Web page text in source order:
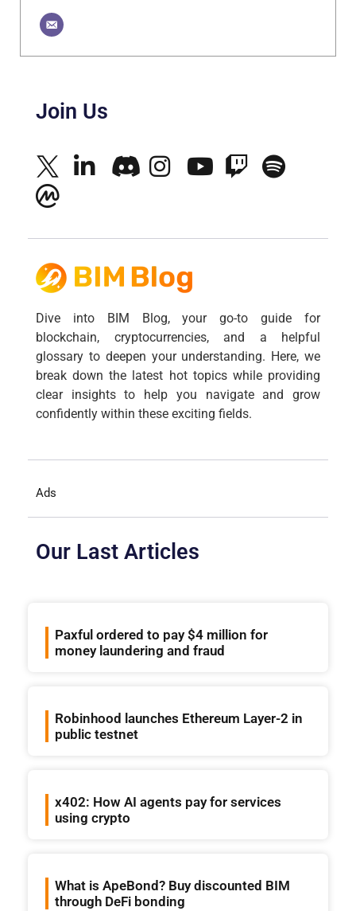
Join Us
Dive into BIM Blog, your go-to guide for
blockchain, cryptocurrencies, and a helpful
glossary to deepen your understanding. Here, we
break down the latest hot topics while providing
clear insights to help you navigate and grow
confidently within these exciting fields.
Ads
Our Last Articles
Paxful ordered to pay $4 million for
money laundering and fraud
Robinhood launches Ethereum Layer-2 in
public testnet
x402: How AI agents pay for services
using crypto
What is ApeBond? Buy discounted BIM
through DeFi bonding